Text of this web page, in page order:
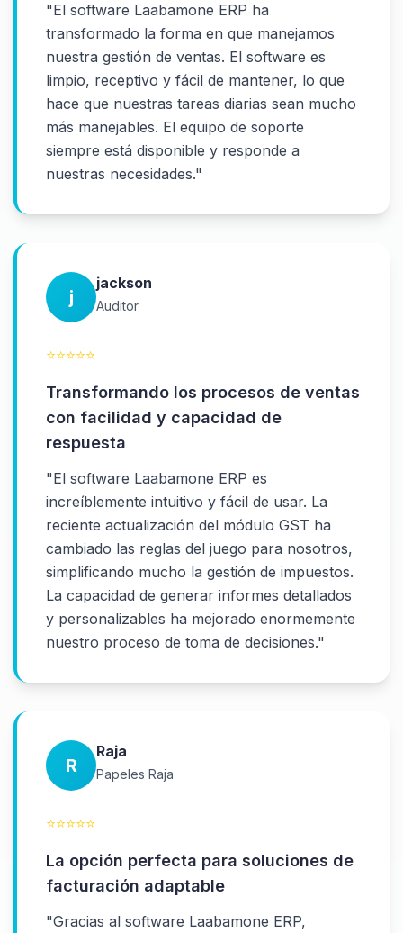
"El software Laabamone ERP ha
transformado la forma en que manejamos
nuestra gestión de ventas. El software es
limpio, receptivo y fácil de mantener, lo que
hace que nuestras tareas diarias sean mucho
más manejables. El equipo de soporte
siempre está disponible y responde a
nuestras necesidades."
j
jackson
Auditor
⭐⭐⭐⭐⭐
Transformando los procesos de ventas
con facilidad y capacidad de
respuesta
"El software Laabamone ERP es
increíblemente intuitivo y fácil de usar. La
reciente actualización del módulo GST ha
cambiado las reglas del juego para nosotros,
simplificando mucho la gestión de impuestos.
La capacidad de generar informes detallados
y personalizables ha mejorado enormemente
nuestro proceso de toma de decisiones."
R
Raja
Papeles Raja
⭐⭐⭐⭐⭐
La opción perfecta para soluciones de
facturación adaptable
"Gracias al software Laabamone ERP,